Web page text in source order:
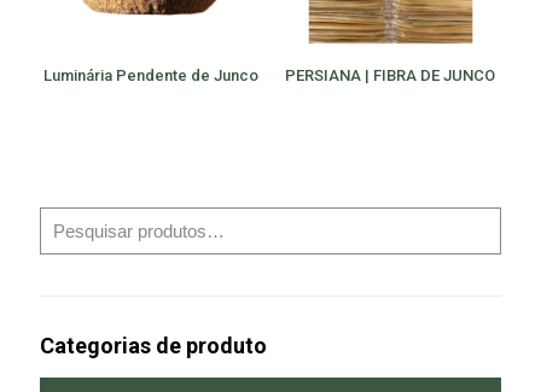
Luminária Pendente de Junco PERSIANA | FIBRA DE JUNCO
Categorias de produto